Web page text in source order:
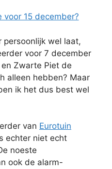
persoonlijk wel laat,
voor 7 december
Zwarte Piet de
alleen hebben? Maar
ik het dus best wel
van Eurotuin
echter niet echt
noeste
ook de alarm-